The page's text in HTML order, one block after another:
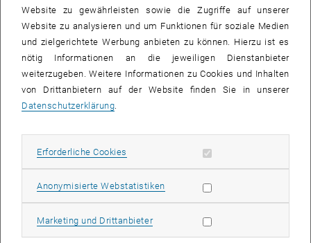
sechzehn ausgewählten Projekten sechs entfernt und fünf andere in
die Liste aufgenommen.
Nicht nur bei den ExpertInnen der Jury, sondern auch bei heimischen
WissenschafterInnen ruft diese Vorgehensweise Befremden hervor.
Die Technische Universität Wien bekennt sich zum freien
Wettbewerb der besten Ideen. Forschungsmittel in Wettbewerben
Qualitätssicherung in der Forschung. Diese Qualitätssicherung ist
allerdings nur dann gegeben, wenn ein solcher Wettbewerb auch
nachträgliche Intervention die nach festgelegten Regeln getroffene
Sie entwertet die Arbeit der Fachjury und ist unfair gegenüber den
Website zu gewährleisten sowie die Zugriffe auf unserer
Website zu analysieren und um Funktionen für soziale Medien
und zielgerichtete Werbung anbieten zu können. Hierzu ist es
nötig Informationen an die jeweiligen Dienstanbieter
weiterzugeben. Weitere Informationen zu Cookies und Inhalten
von Drittanbietern auf der Website finden Sie in unserer
Datenschutzerklärung.
Erforderliche Cookies Erforderliche Cookies zulassen
Anonymisierte WebstatistikenStatistik Cookies zulassen
Marketing und DrittanbieterMarketing Cookies zulassen